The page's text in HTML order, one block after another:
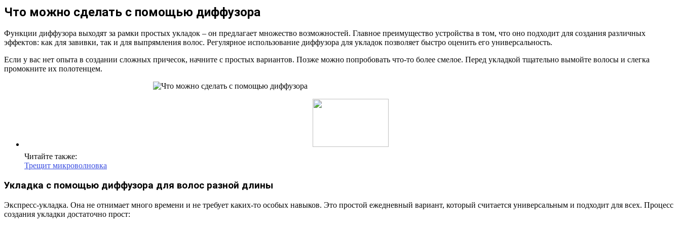
Что можно сделать с помощью диффузора
Функции диффузора выходят за рамки простых укладок – он предлагает множество возможностей. Главное преимущество устройства в том, что оно подходит для создания различных
эффектов: как для завивки, так и для выпрямления волос. Регулярное использование диффузора для укладок позволяет быстро оценить его универсальность.
Если у вас нет опыта в создании сложных причесок, начните с простых вариантов. Позже можно попробовать что-то более смелое. Перед укладкой тщательно вымойте волосы и слегка
промокните их полотенцем.
Читайте также:
Трещит микроволновка
Укладка с помощью диффузора для волос разной длины
Экспресс-укладка. Она не отнимает много времени и не требует каких-то особых навыков. Это простой ежедневный вариант, который считается универсальным и подходит для всех. Процесс
создания укладки достаточно прост: